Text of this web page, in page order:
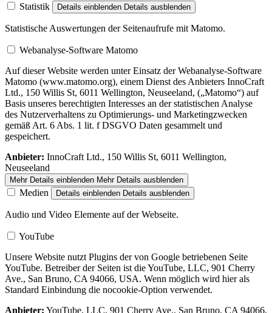
Statistik
Details einblenden Details ausblenden
Statistische Auswertungen der Seitenaufrufe mit Matomo.
Webanalyse-Software Matomo
Auf dieser Website werden unter Einsatz der Webanalyse-Software
Matomo (www.matomo.org), einem Dienst des Anbieters InnoCraft
Ltd., 150 Willis St, 6011 Wellington, Neuseeland, („Matomo“) auf
Basis unseres berechtigten Interesses an der statistischen Analyse
des Nutzerverhaltens zu Optimierungs- und Marketingzwecken
gemäß Art. 6 Abs. 1 lit. f DSGVO Daten gesammelt und
gespeichert.
Anbieter: InnoCraft Ltd., 150 Willis St, 6011 Wellington,
Neuseeland
Mehr Details einblenden Mehr Details ausblenden
Medien Details einblenden Details ausblenden
Audio und Video Elemente auf der Webseite.
YouTube
Unsere Website nutzt Plugins der von Google betriebenen Seite
YouTube. Betreiber der Seiten ist die YouTube, LLC, 901 Cherry
Ave., San Bruno, CA 94066, USA. Wenn möglich wird hier als
Standard Einbindung die nocookie-Option verwendet.
Anbieter: YouTube, LLC, 901 Cherry Ave., San Bruno, CA 94066,